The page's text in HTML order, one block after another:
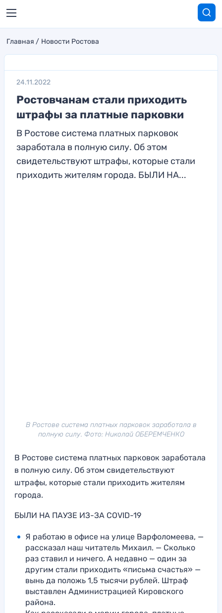
Главная Новости Ростова
24.11.2022
Ростовчанам стали приходить
штрафы за платные парковки
В Ростове система платных парковок
заработала в полную силу. Об этом
свидетельствуют штрафы, которые стали
приходить жителям города. БЫЛИ НА...
В Ростове система платных парковок заработала в
полную силу. Фото: Николай ОБЕРЕМЧЕНКО
В Ростове система платных парковок заработала
в полную силу. Об этом свидетельствуют
штрафы, которые стали приходить жителям
города.
БЫЛИ НА ПАУЗЕ ИЗ-ЗА COVID-19
Я работаю в офисе на улице Варфоломеева, —
рассказал наш читатель Михаил. — Сколько
раз ставил и ничего. А недавно — один за
другим стали приходить «письма счастья» —
вынь да положь 1,5 тысячи рублей. Штраф
выставлен Администрацией Кировского
района.